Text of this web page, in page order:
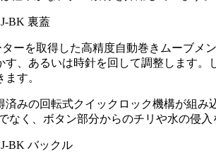
ーを取得した高精度自動巻きムーブメ
す、あるいは時針を回して調整します
す。
みの回転式クイックロック機構が組
なく、ボタン部分からのチリや水の侵